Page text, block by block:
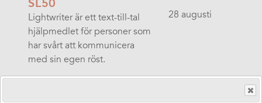
SL50
Lightwriter är ett text-till-tal
hjälpmedlet för personer som
har svårt att kommunicera
med sin egen röst.
28 augusti